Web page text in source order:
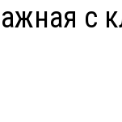
с